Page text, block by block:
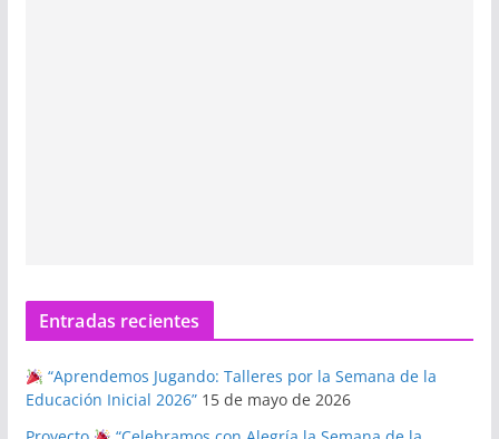
Entradas recientes
“Aprendemos Jugando: Talleres por la Semana de la
Educación Inicial 2026” 15 de mayo de 2026